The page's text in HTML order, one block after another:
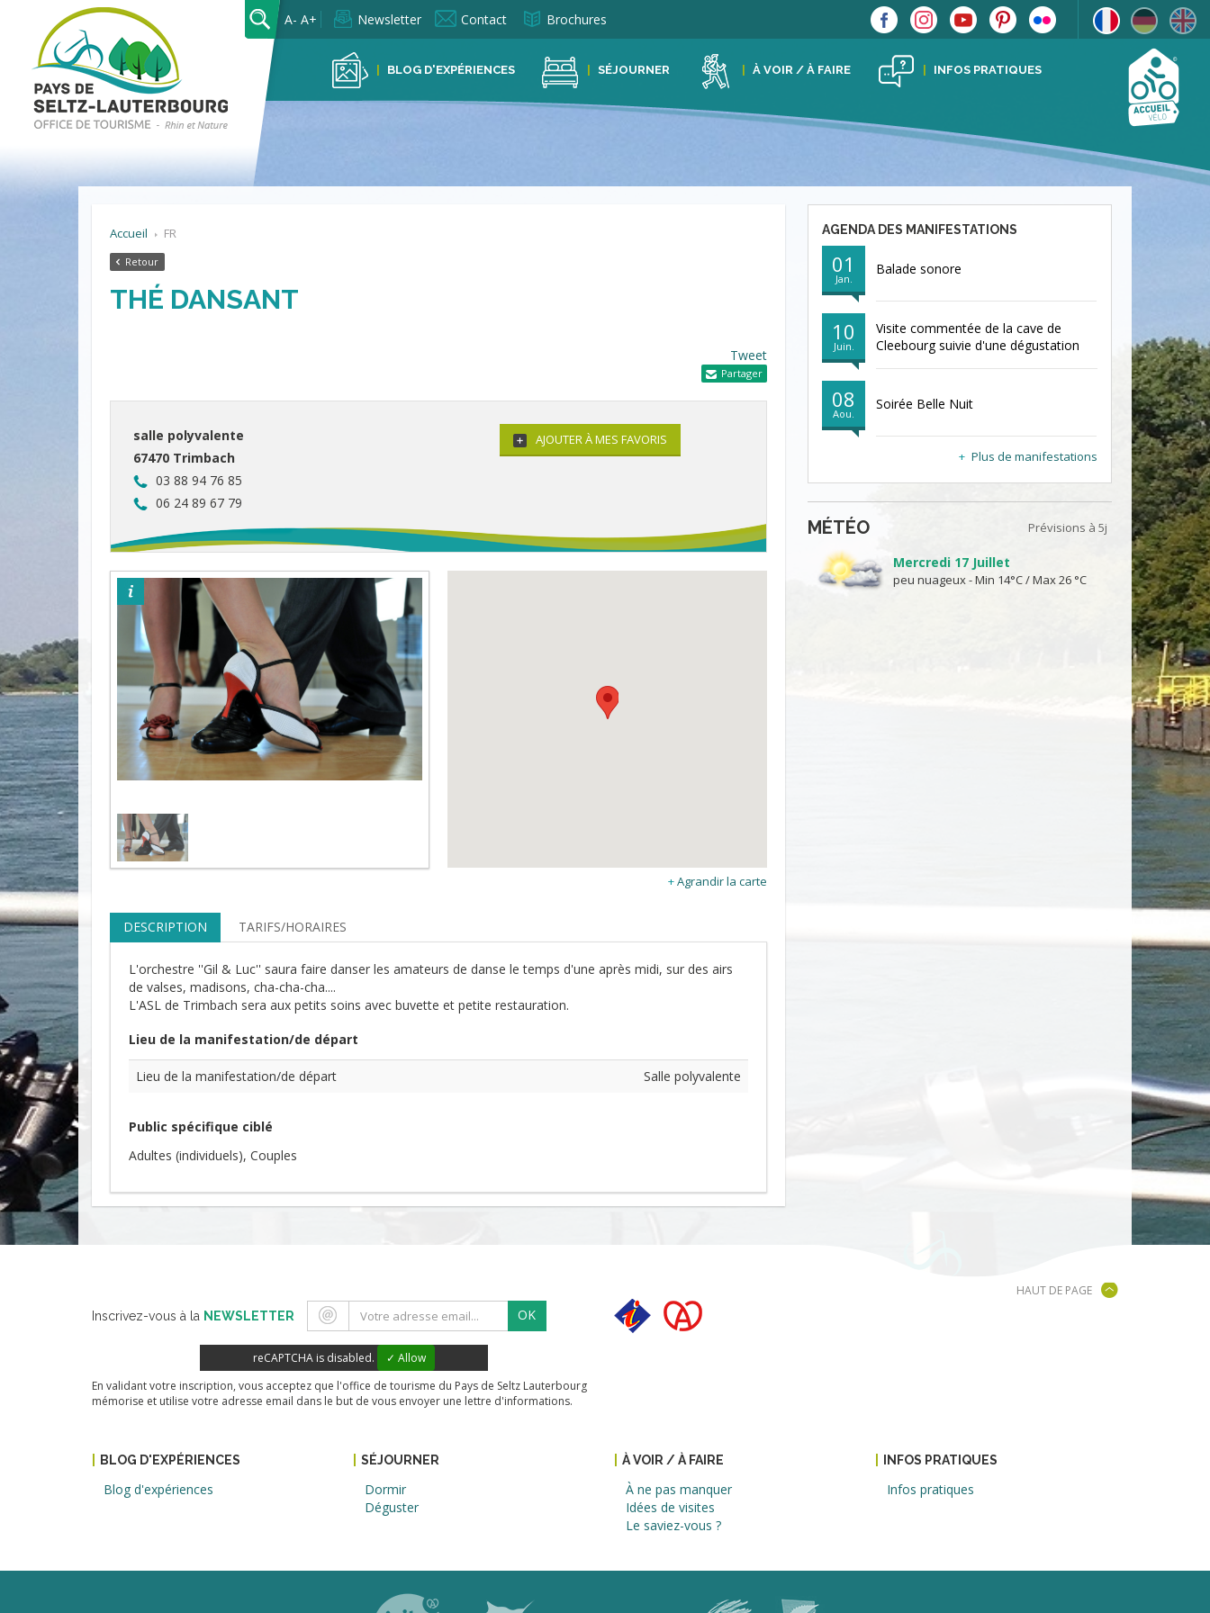
OK
A- A+ Newsletter Contact Brochures
BLOG D'EXPÉRIENCES SÉJOURNER À VOIR / À FAIRE INFOS PRATIQUES
Accueil FR
Retour
THÉ DANSANT
Tweet
Partager
salle polyvalente
67470 Trimbach
03 88 94 76 85
06 24 89 67 79
AJOUTER À MES FAVORIS
©pixabay
Agrandir la carte
DESCRIPTION TARIFS/HORAIRES
L'orchestre ''Gil & Luc'' saura faire danser les amateurs de danse le temps d'une après midi, sur des airs
de valses, madisons, cha-cha-cha....
L'ASL de Trimbach sera aux petits soins avec buvette et petite restauration.
Lieu de la manifestation/de départ
Lieu de la manifestation/de départ Salle polyvalente
Public spécifique ciblé
Adultes (individuels) Couples
AGENDA DES MANIFESTATIONS
01
Jan.
Balade sonore
10
Juin.
Visite commentée de la cave de
Cleebourg suivie d'une dégustation
08
Aou.
Soirée Belle Nuit
Plus de manifestations
MÉTÉO Prévisions à 5j
Mercredi 17 Juillet
peu nuageux - Min 14°C / Max 26 °C
Inscrivez-vous à la NEWSLETTER OK
reCAPTCHA is disabled.
✓ Allow
En validant votre inscription, vous acceptez que l'office de tourisme du Pays de Seltz Lauterbourg
mémorise et utilise votre adresse email dans le but de vous envoyer une lettre d'informations.
HAUT DE PAGE
BLOG D'EXPÉRIENCES
Blog d'expériences
SÉJOURNER
Dormir
Déguster
À VOIR / À FAIRE
À ne pas manquer
Idées de visites
Le saviez-vous ?
INFOS PRATIQUES
Infos pratiques